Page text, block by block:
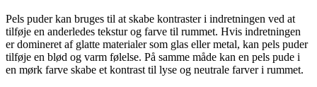
Pels puder kan bruges til at skabe kontraster i indretningen ved at
tilføje en anderledes tekstur og farve til rummet. Hvis indretningen
er domineret af glatte materialer som glas eller metal, kan pels puder
tilføje en blød og varm følelse. På samme måde kan en pels pude i
en mørk farve skabe et kontrast til lyse og neutrale farver i rummet.